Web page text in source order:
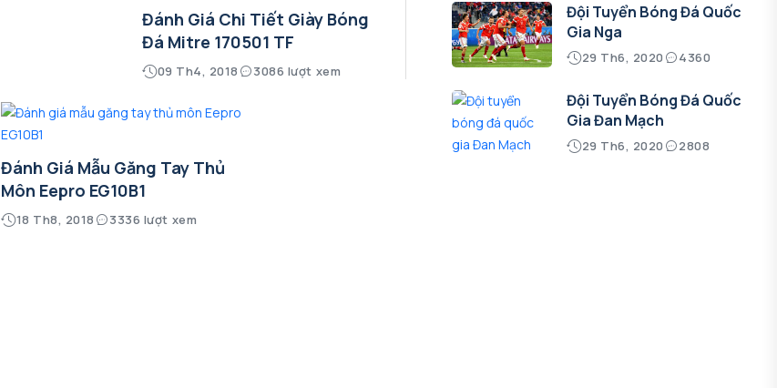
Đánh Giá Chi Tiết Giày Bóng
Đá Mitre 170501 TF
09 Th4, 2018 3086 lượt xem
Đánh Giá Mẫu Găng Tay Thủ
Môn Eepro EG10B1
18 Th8, 2018 3336 lượt xem
Đội Tuyển Bóng Đá Quốc
Gia Nga
29 Th6, 2020 4360
Đội Tuyển Bóng Đá Quốc
Gia Đan Mạch
29 Th6, 2020 2808